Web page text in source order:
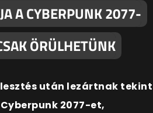
A CYBERPUNK 2077-
ÖRÜLHETÜNK
után lezártnak
Cyberpunk 2077-et,